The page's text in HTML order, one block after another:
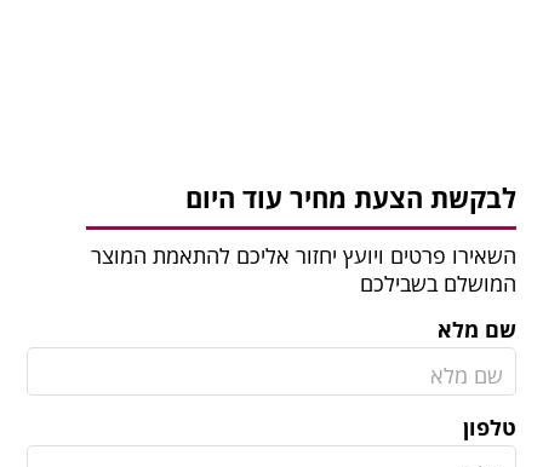
לבקשת הצעת מחיר עוד היום
השאירו פרטים ויועץ יחזור אליכם להתאמת המוצר
המושלם בשבילכם
שם מלא
טלפון